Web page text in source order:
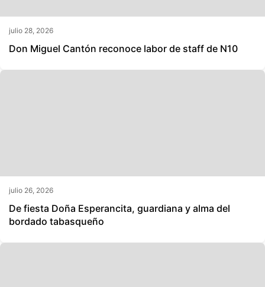
julio 28, 2026
Don Miguel Cantón reconoce labor de staff de N10
julio 26, 2026
De fiesta Doña Esperancita, guardiana y alma del
bordado tabasqueño